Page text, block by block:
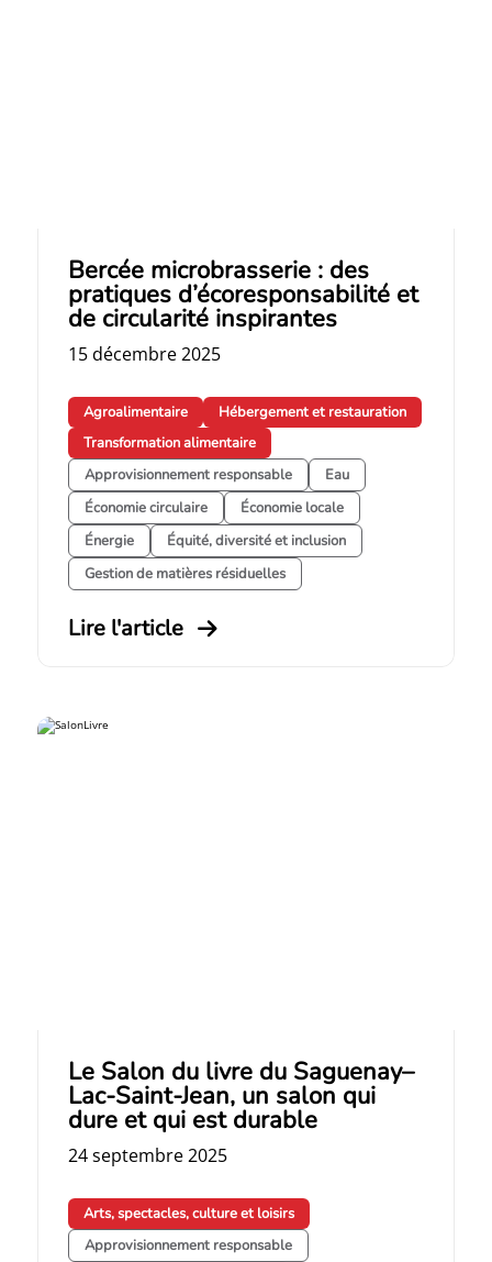
Bercée microbrasserie : des
pratiques d’écoresponsabilité et
de circularité inspirantes
15 décembre 2025
Agroalimentaire
Hébergement et restauration
Transformation alimentaire
Approvisionnement responsable
Eau
Économie circulaire
Économie locale
Énergie
Équité, diversité et inclusion
Gestion de matières résiduelles
Lire l'article
Le Salon du livre du Saguenay–
Lac-Saint-Jean, un salon qui
dure et qui est durable
24 septembre 2025
Arts, spectacles, culture et loisirs
Approvisionnement responsable